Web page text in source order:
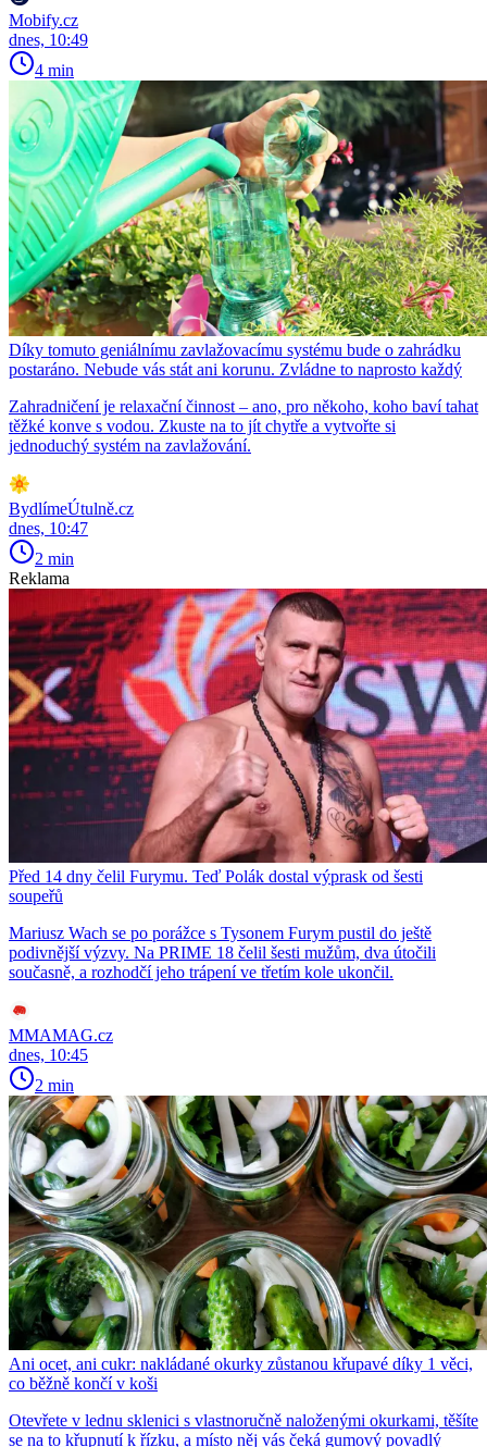
Mobify.cz
dnes, 10:49
4 min
Díky tomuto geniálnímu zavlažovacímu systému bude o zahrádku
postaráno. Nebude vás stát ani korunu. Zvládne to naprosto každý
Zahradničení je relaxační činnost – ano, pro někoho, koho baví tahat
těžké konve s vodou. Zkuste na to jít chytře a vytvořte si
jednoduchý systém na zavlažování.
BydlímeÚtulně.cz
dnes, 10:47
2 min
Reklama
Před 14 dny čelil Furymu. Teď Polák dostal výprask od šesti
soupeřů
Mariusz Wach se po porážce s Tysonem Furym pustil do ještě
podivnější výzvy. Na PRIME 18 čelil šesti mužům, dva útočili
současně, a rozhodčí jeho trápení ve třetím kole ukončil.
MMAMAG.cz
dnes, 10:45
2 min
Ani ocet, ani cukr: nakládané okurky zůstanou křupavé díky 1 věci,
co běžně končí v koši
Otevřete v lednu sklenici s vlastnoručně naloženými okurkami, těšíte
se na to křupnutí k řízku, a místo něj vás čeká gumový povadlý